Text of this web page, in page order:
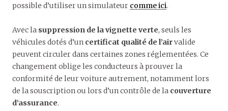
possible d’utiliser un simulateur comme ici.
Avec la suppression de la vignette verte, seuls les
véhicules dotés d’un certificat qualité de l’airvalide
peuvent circuler dans certaines zones réglementées. Ce
changement oblige les conducteurs à prouver la
conformité de leur voiture autrement, notamment lors
de la souscription ou lors d’un contrôle de la couverture
d’assurance.